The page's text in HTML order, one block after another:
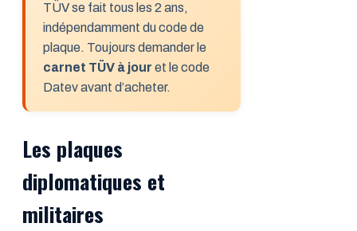
TÜV se fait tous les 2 ans,
indépendamment du code de
plaque. Toujours demander le
carnet TÜV à jour et le code
Datev avant d’acheter.
Les plaques
diplomatiques et
militaires